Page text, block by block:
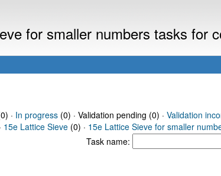
for smaller numbers tasks for
· In progress(0) · Validation pending (0) · Validation
15e Lattice Sieve (0) · 15e Lattice Sieve for smaller
Task name: